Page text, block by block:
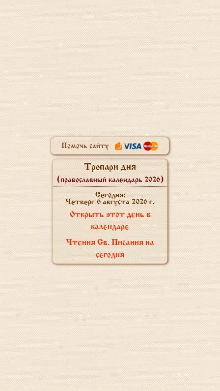
Помочь сайту
Тропари дня
(православный календарь 2026)
Сегодня:
Четверг 6 августа 2026 г.
Открыть этот день в
календаре
Чтения Св. Писания на
сегодня